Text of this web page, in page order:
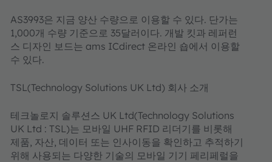
AS3993은 지금 양산 수량으로 이용할 수 있다. 단가는
1,000개 수량 기준으로 35달러이다. 개발 킷과 레퍼런
스 디자인 보드는 ams ICdirect 온라인 숍에서 이용할
수 있다.
TSL(Technology Solutions UK Ltd) 회사 소개
테크놀로지 솔루션스 UK Ltd(Technology Solutions
UK Ltd : TSL)는 모바일 UHF RFID 리더기를 비롯해
제품, 자산, 데이터 또는 인사이동을 확인하고 추적하기
위해 사용되는 다양한 기술의 모바일 기기 페리페럴을